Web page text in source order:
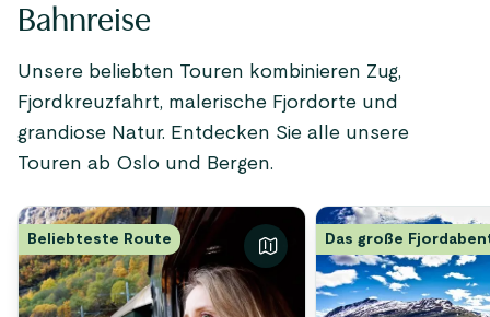
Bahnreise
Unsere beliebten Touren kombinieren Zug,
Fjordkreuzfahrt, malerische Fjordorte und
grandiose Natur. Entdecken Sie alle unsere
Touren ab Oslo und Bergen.
Beliebteste Route Das große